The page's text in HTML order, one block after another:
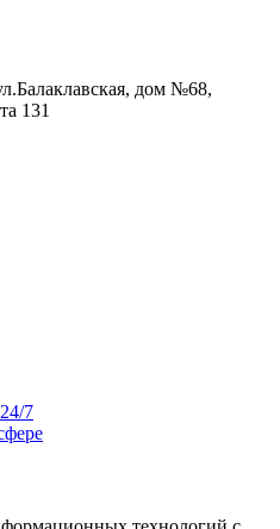
дом №68,
131
7